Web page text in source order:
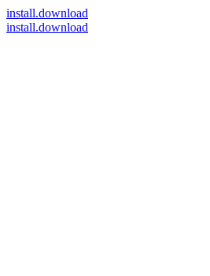
install.download
install.download